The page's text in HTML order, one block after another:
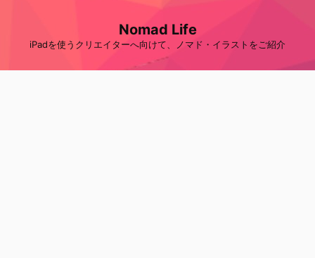
Nomad Life
iPadを使うクリエイターへ向けて、ノマド・イラストをご紹介